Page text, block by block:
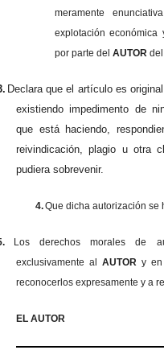
meramente
explotación
por parte del AUTORdel
Declara que el artículo es
existiendo impedimento de
que está haciendo,
reivindicación, plagio u otra
pudiera sobrevenir.
4.Que dicha autorización se
Los derechos morales de
exclusivamente al AUTOR y en
reconocerlos expresamente y a
EL AUTOR